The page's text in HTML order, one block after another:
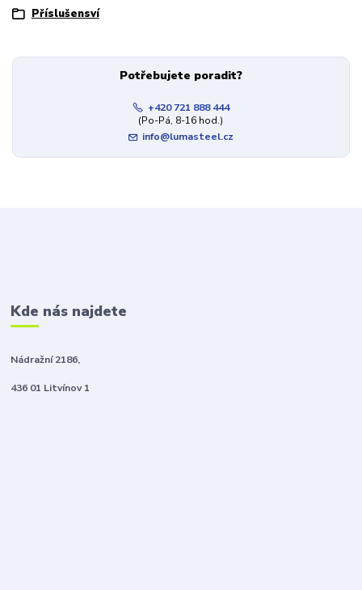
Příslušensví
Potřebujete poradit?
+420 721 888 444
(Po-Pá, 8-16 hod.)
info@lumasteel.cz
Kde nás najdete
Nádražní 2186,
436 01 Litvínov 1